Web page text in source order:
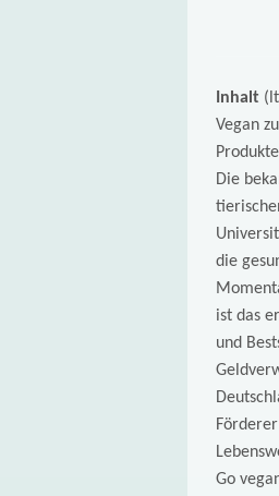
Inhalt
Vegan
Die
die
ist das
und
Go